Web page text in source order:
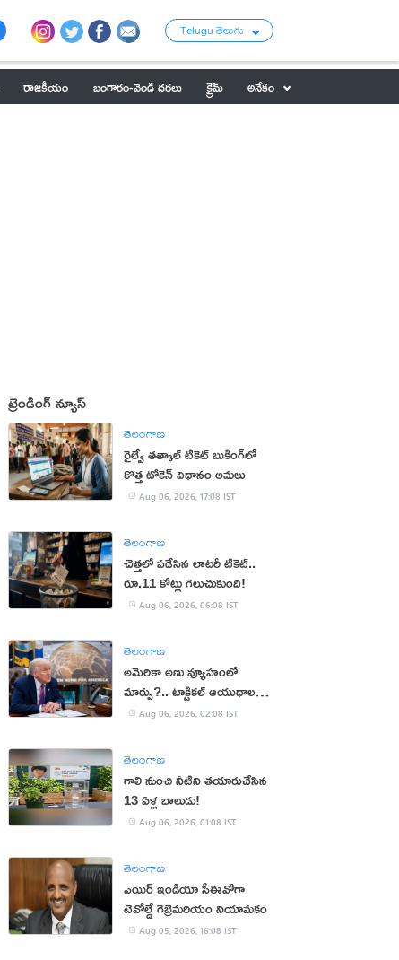
Telugu తెలుగు
రాజకీయం బంగారం-వెండి ధరలు క్రైమ్
అనేకం
ట్రెండింగ్ న్యూస్
తెలంగాణ
రైల్వే తత్కాల్ టికెట్ బుకింగ్‌లో
కొత్త టోకెన్ విధానం అమలు
Aug 06, 2026, 17:08 IST
తెలంగాణ
చెత్తలో పడేసిన లాటరీ టికెట్..
రూ.11 కోట్లు గెలుచుకుంది!
Aug 06, 2026, 06:08 IST
తెలంగాణ
అమెరికా అణు వ్యూహంలో
మార్పు?.. టాక్టికల్ ఆయుధాలకు
ప్రాధాన్యం!
Aug 06, 2026, 02:08 IST
తెలంగాణ
గాలి నుంచి నీటిని తయారుచేసిన
13 ఏళ్ల బాలుడు!
Aug 06, 2026, 01:08 IST
తెలంగాణ
ఎయిర్ ఇండియా సీఈవోగా
టెవోల్డే గెబ్రెమరియం నియామకం
Aug 05, 2026, 16:08 IST